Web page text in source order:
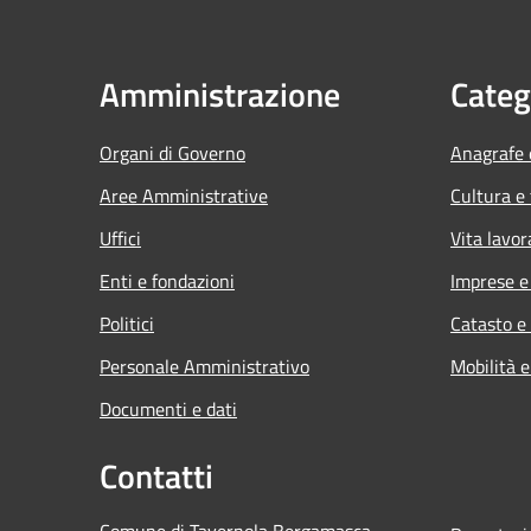
Amministrazione
Organi di Governo
Aree Amministrative
Uffici
Enti e fondazioni
Politici
Personale Amministrativo
Documenti e dati
Cultura
Vita
Imprese
Catasto
Mobilità
Contatti